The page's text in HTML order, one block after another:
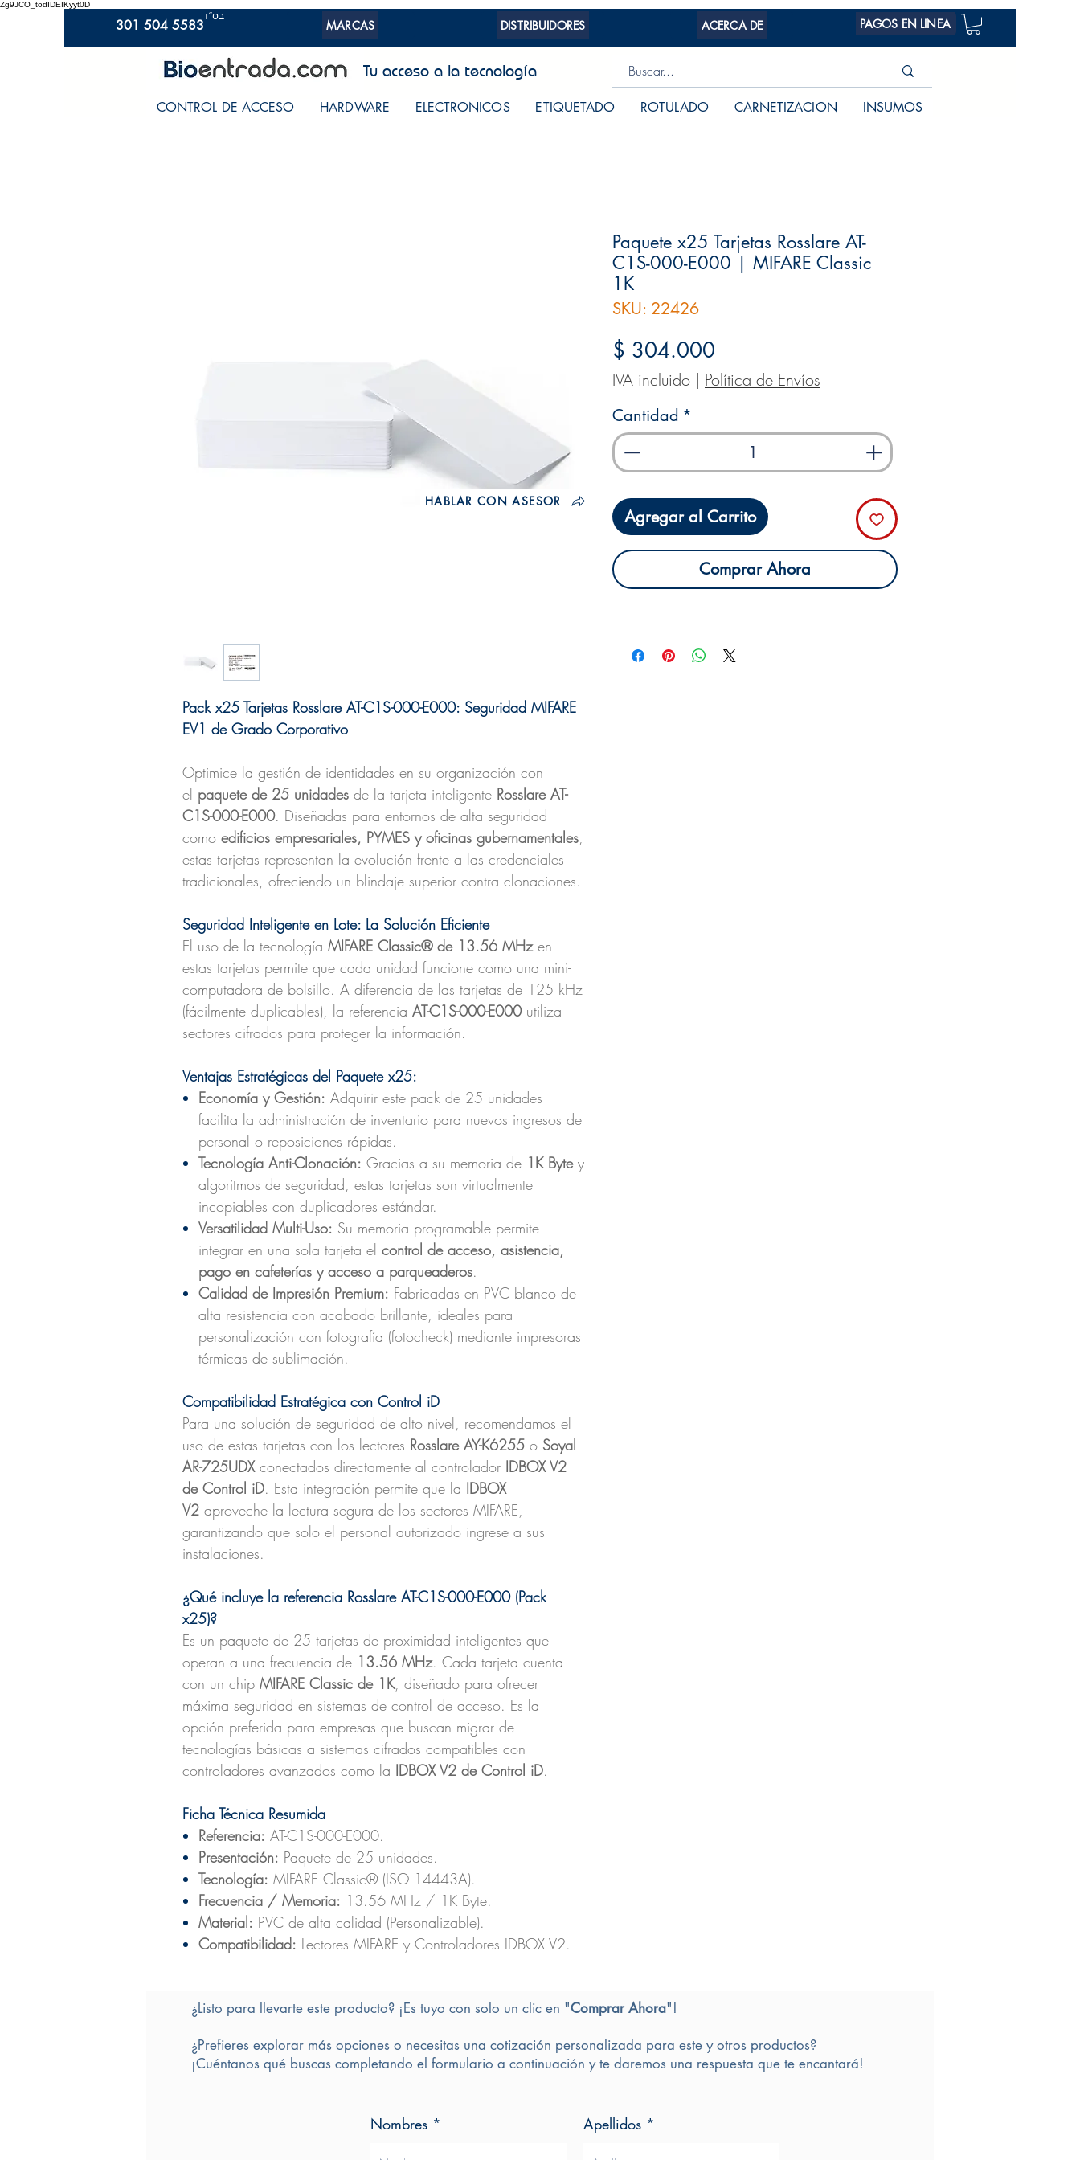
Zg9JCO_todIDEIKyyt0D
301 504 5583
בס“ד
MARCAS DISTRIBUIDORES ACERCA DE PAGOS EN LINEA
Tu acceso a la tecnología
CONTROL DE ACCESO HARDWARE ELECTRONICOS ETIQUETADO ROTULADO CARNETIZACION INSUMOS
Pack x25 Tarjetas Rosslare AT-C1S-000-E000: Seguridad MIFARE
EV1 de Grado Corporativo
Optimice la gestión de identidades en su organización con
el paquete de 25 unidades de la tarjeta inteligente Rosslare AT-
C1S-000-E000. Diseñadas para entornos de alta seguridad
como edificios empresariales, PYMES y oficinas gubernamentales,
estas tarjetas representan la evolución frente a las credenciales
tradicionales, ofreciendo un blindaje superior contra clonaciones.
Seguridad Inteligente en Lote: La Solución Eficiente
El uso de la tecnología MIFARE Classic® de 13.56 MHzen
estas tarjetas permite que cada unidad funcione como una mini-
computadora de bolsillo. A diferencia de las tarjetas de 125 kHz
(fácilmente duplicables), la referencia AT-C1S-000-E000utiliza
sectores cifrados para proteger la información.
Ventajas Estratégicas del Paquete x25:
Economía y Gestión: Adquirir este pack de 25 unidades
facilita la administración de inventario para nuevos ingresos de
personal o reposiciones rápidas.
Tecnología Anti-Clonación: Gracias a su memoria de 1K Bytey
algoritmos de seguridad, estas tarjetas son virtualmente
incopiables con duplicadores estándar.
Versatilidad Multi-Uso: Su memoria programable permite
integrar en una sola tarjeta el control de acceso, asistencia,
pago en cafeterías y acceso a parqueaderos.
Calidad de Impresión Premium: Fabricadas en PVC blanco de
alta resistencia con acabado brillante, ideales para
personalización con fotografía (fotocheck) mediante impresoras
térmicas de sublimación.
Compatibilidad Estratégica con Control iD
Para una solución de seguridad de alto nivel, recomendamos el
uso de estas tarjetas con los lectores Rosslare AY-K6255 o Soyal
AR-725UDXconectados directamente al controlador IDBOX V2
de Control iD. Esta integración permite que la IDBOX
V2 aproveche la lectura segura de los sectores MIFARE,
garantizando que solo el personal autorizado ingrese a sus
instalaciones.
¿Qué incluye la referencia Rosslare AT-C1S-000-E000 (Pack
x25)?
Es un paquete de 25 tarjetas de proximidad inteligentes que
operan a una frecuencia de 13.56 MHz. Cada tarjeta cuenta
con un chip MIFARE Classic de 1K, diseñado para ofrecer
máxima seguridad en sistemas de control de acceso. Es la
opción preferida para empresas que buscan migrar de
tecnologías básicas a sistemas cifrados compatibles con
controladores avanzados como la IDBOX V2 de Control iD.
Ficha Técnica Resumida
Referencia: AT-C1S-000-E000.
Presentación: Paquete de 25 unidades.
Tecnología: MIFARE Classic® (ISO 14443A).
Frecuencia / Memoria: 13.56 MHz / 1K Byte.
Material: PVC de alta calidad (Personalizable).
Compatibilidad: Lectores MIFARE y Controladores IDBOX V2.
Paquete x25 Tarjetas Rosslare AT-
C1S-000-E000 | MIFARE Classic
1K
SKU: 22426
$ 304.000
IVA incluido | Política de Envíos
Cantidad *
Agregar al Carrito
Comprar Ahora
HABLAR CON ASESOR
¿Listo para llevarte este producto? ¡Es tuyo con solo un clic en "Comprar Ahora"!
¿Prefieres explorar más opciones o necesitas una cotización personalizada para este y otros productos?
¡Cuéntanos qué buscas completando el formulario a continuación y te daremos una respuesta que te encantará!
Nombres Apellidos